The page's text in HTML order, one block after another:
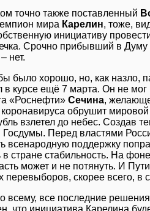
точно также поставленный
мира Карелин, тоже,
инициативу
Срочно прибывший в Думу
нет.
было хорошо, но, как назло,
в курсе ещё 7 марта. Он не мог
«Роснефти» Сечина,
обрушит
взлетел до небес. Создав
Госдумы. Перед властями
всенародную поддержку
в стране стабильность. На
может и не потянуть. И
перевыборов, скорее всего, в
всему, все последние
что инициатива Карелина